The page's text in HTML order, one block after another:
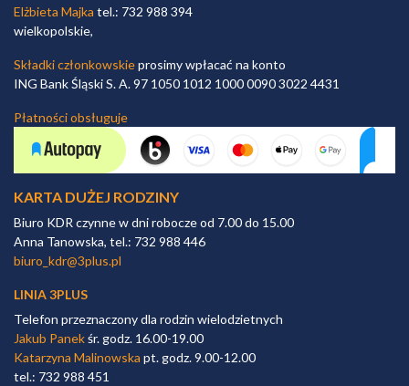
Elżbieta Majka tel.: 732 988 394
wielkopolskie,
Składki członkowskieprosimy wpłacać na konto
ING Bank Śląski S. A. 97 1050 1012 1000 0090 3022 4431
Płatności obsługuje
KARTA DUŻEJ RODZINY
Biuro KDR czynne w dni robocze od 7.00 do 15.00
Anna Tanowska, tel.: 732 988 446
biuro_kdr@3plus.pl
LINIA 3PLUS
Telefon przeznaczony dla rodzin wielodzietnych
Jakub Panekśr. godz. 16.00-19.00
Katarzyna Malinowska pt. godz. 9.00-12.00
tel.: 732 988 451